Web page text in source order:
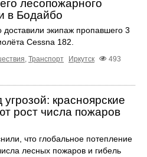
лесопожарного
в Бодайбо
доставили экипаж пропавшего 3
Cessna 182.
, Транспорт Иркутск
493
красноярские
рост числа пожаров
что глобальное потепление
лесных пожаров и гибель